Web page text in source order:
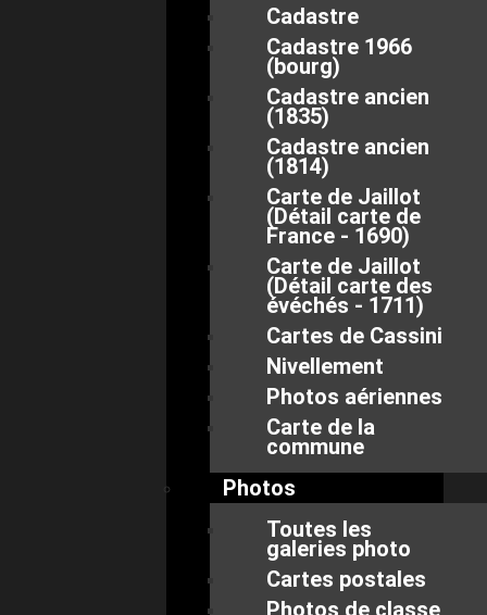
Cadastre
Cadastre 1966
(bourg)
Cadastre ancien
(1835)
Cadastre ancien
(1814)
Carte de Jaillot
(Détail carte de
France - 1690)
Carte de Jaillot
(Détail carte des
évéchés - 1711)
Cartes de Cassini
Nivellement
Photos aériennes
Carte de la
commune
Photos
Toutes les
galeries photo
Cartes postales
Photos de classe